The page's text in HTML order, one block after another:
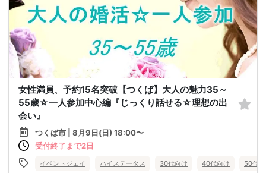
女性満員、予約15名突破【つくば】大人の魅力35～
55歳☆一人参加中心編『じっくり話せる☆理想の出
会い』
つくば市 | 8月9日(日) 18:00〜
受付終了まで2日
イベントジェイ ハイステータス 30代向け 40代向け 50代